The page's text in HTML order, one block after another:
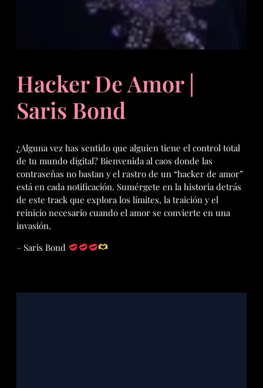
Hacker De Amor |
Saris Bond
¿Alguna vez has sentido que alguien tiene el control total
de tu mundo digital? Bienvenida al caos donde las
contraseñas no bastan y el rastro de un “hacker de amor”
está en cada notificación. Sumérgete en la historia detrás
de este track que explora los límites, la traición y el
reinicio necesario cuando el amor se convierte en una
invasión.
– Saris Bond